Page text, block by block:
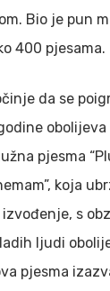
Bio je pun
400 pjesama.
da se
pjesma
koja
s
ljudi
pjesma